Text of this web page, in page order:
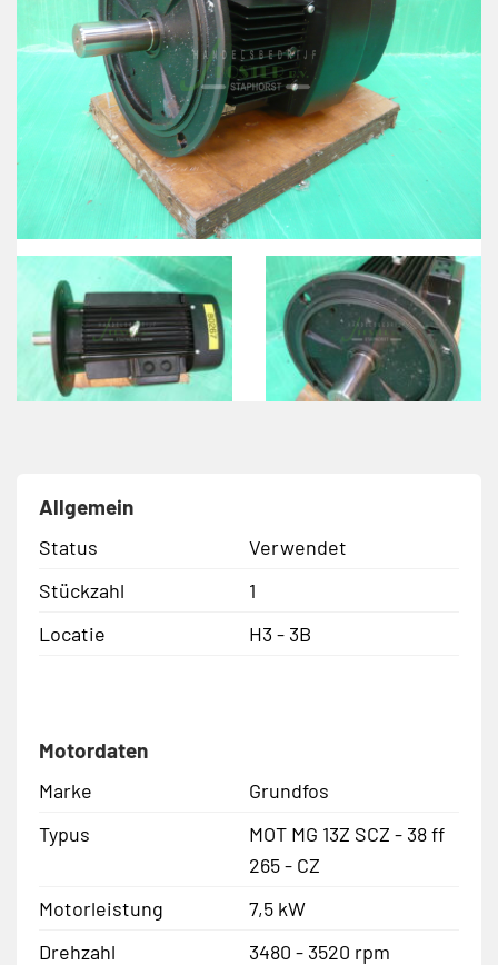
Allgemein
Status
Verwendet
Stückzahl
1
Locatie
H3 - 3B
Motordaten
Marke
Grundfos
Typus
MOT MG 13Z SCZ - 38 ff
265 - CZ
Motorleistung
7,5 kW
Drehzahl
3480 - 3520 rpm